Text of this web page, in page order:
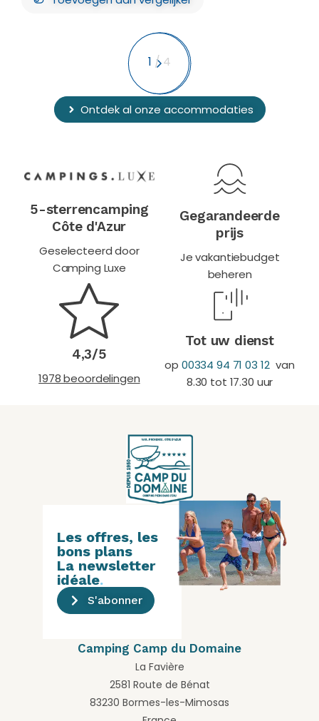
1 /4
Ontdek al onze accommodaties
5-sterrencamping
Côte d'Azur
Geselecteerd door
Camping Luxe
Gegarandeerde
prijs
Je vakantiebudget
beheren
4,3/5
1978 beoordelingen
Tot uw dienst
op 00334 94 71 03 12van
8.30 tot 17.30 uur
Camping Camp du Domaine
La Favière
2581 Route de Bénat
83230 Bormes-les-Mimosas
Les offres, les
bons plans
La newsletter
idéale.
S'abonner